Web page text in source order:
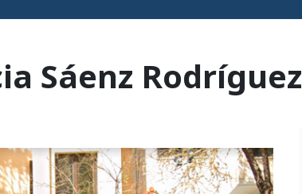
Sáenz Rodríguez